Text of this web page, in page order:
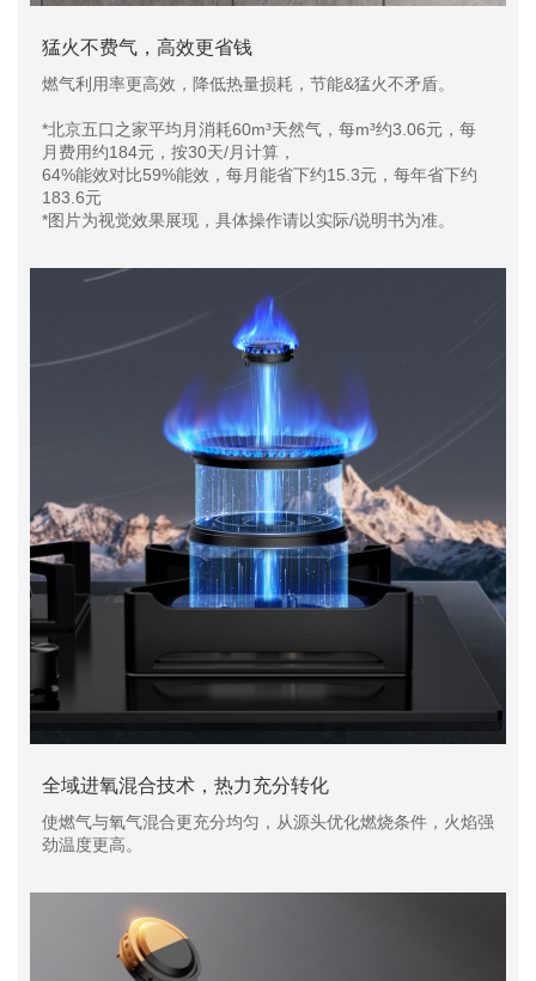
猛火不费气，高效更省钱
燃气利用率更高效，降低热量损耗，节能&猛火不矛盾。
*北京五口之家平均月消耗60m³天然气，每m³约3.06元，每
月费用约184元，按30天/月计算，
64%能效对比59%能效，每月能省下约15.3元，每年省下约
183.6元
*图片为视觉效果展现，具体操作请以实际/说明书为准。
全域进氧混合技术，热力充分转化
使燃气与氧气混合更充分均匀，从源头优化燃烧条件，火焰强
劲温度更高。